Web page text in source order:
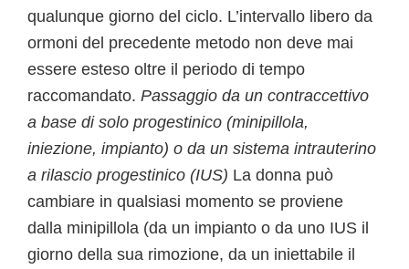
qualunque giorno del ciclo. L’intervallo libero da
ormoni del precedente metodo non deve mai
essere esteso oltre il periodo di tempo
raccomandato. Passaggio da un contraccettivo
a base di solo progestinico (minipillola,
iniezione, impianto) o da un sistema intrauterino
a rilascio progestinico (IUS) La donna può
cambiare in qualsiasi momento se proviene
dalla minipillola (da un impianto o da uno IUS il
giorno della sua rimozione, da un iniettabile il